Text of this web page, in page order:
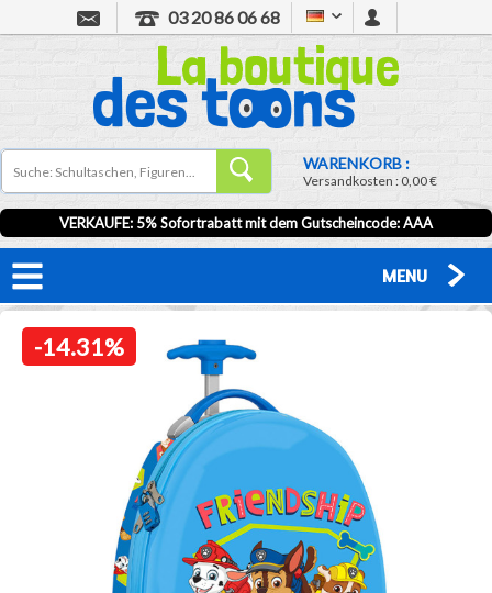
03 20 86 06 68
WARENKORB :
Versandkosten :0,00 €
VERKAUFE: 5% Sofortrabatt mit dem Gutscheincode:AAA
MENU
-14.31%